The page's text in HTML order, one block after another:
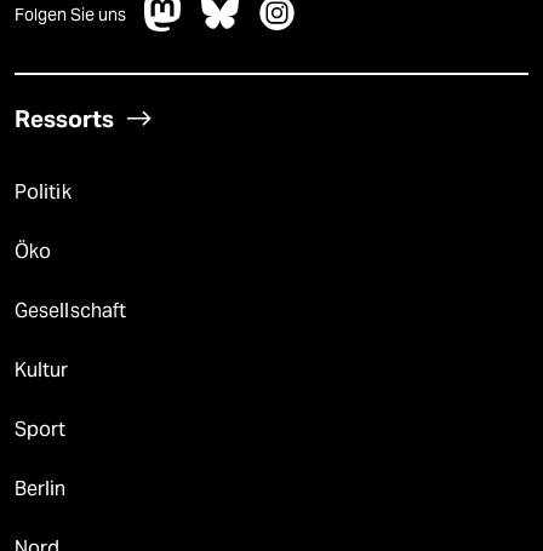
Folgen Sie uns
Ressorts
Politik
Öko
Gesellschaft
Kultur
Sport
Berlin